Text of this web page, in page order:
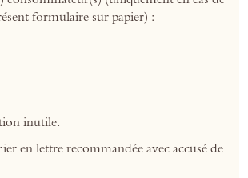
formulaire sur papier) :
inutile.
en lettre recommandée avec accusé de